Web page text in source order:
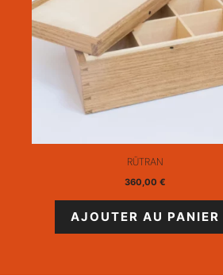
RÜTRAN
360,00 €
AJOUTER AU PANIER